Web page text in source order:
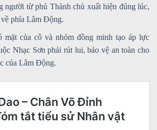
người từ phủ Thành chủ xuất hiện đúng lúc,
phía Lâm Động.
mặt của cô và nhóm đồng minh tạo áp lực
Nhạc Sơn phải rút lui, bảo vệ an toàn cho
của Lâm Động.